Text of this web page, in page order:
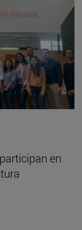
en